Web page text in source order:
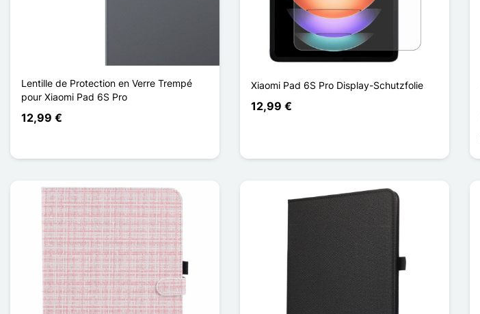
Lentille de Protection en Verre Trempé
pour Xiaomi Pad 6S Pro
12,99 €
Xiaomi Pad 6S Pro Display-Schutzfolie
12,99 €